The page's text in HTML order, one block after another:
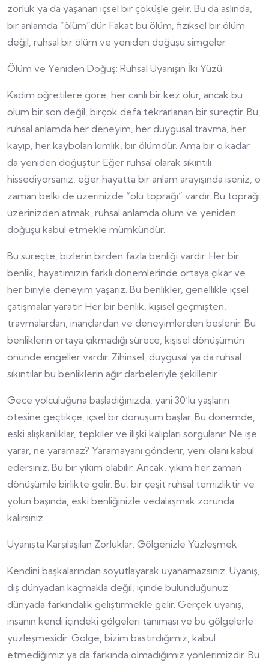
zorluk ya da yaşanan içsel bir çöküşle gelir. Bu da aslında,
bir anlamda “ölüm”dür. Fakat bu ölüm, fiziksel bir ölüm
değil, ruhsal bir ölüm ve yeniden doğuşu simgeler.
Ölüm ve Yeniden Doğuş: Ruhsal Uyanışın İki Yüzü
Kadim öğretilere göre, her canlı bir kez ölür, ancak bu
ölüm bir son değil, birçok defa tekrarlanan bir süreçtir. Bu,
ruhsal anlamda her deneyim, her duygusal travma, her
kayıp, her kaybolan kimlik, bir ölümdür. Ama bir o kadar
da yeniden doğuştur. Eğer ruhsal olarak sıkıntılı
hissediyorsanız, eğer hayatta bir anlam arayışında iseniz, o
zaman belki de üzerinizde “ölü toprağı” vardır. Bu toprağı
üzerinizden atmak, ruhsal anlamda ölüm ve yeniden
doğuşu kabul etmekle mümkündür.
Bu süreçte, bizlerin birden fazla benliği vardır. Her bir
benlik, hayatımızın farklı dönemlerinde ortaya çıkar ve
her biriyle deneyim yaşarız. Bu benlikler, genellikle içsel
çatışmalar yaratır. Her bir benlik, kişisel geçmişten,
travmalardan, inançlardan ve deneyimlerden beslenir. Bu
benliklerin ortaya çıkmadığı sürece, kişisel dönüşümün
önünde engeller vardır. Zihinsel, duygusal ya da ruhsal
sıkıntılar bu benliklerin ağır darbeleriyle şekillenir.
Gece yolculuğuna başladığınızda, yani 30’lu yaşların
ötesine geçtikçe, içsel bir dönüşüm başlar. Bu dönemde,
eski alışkanlıklar, tepkiler ve ilişki kalıpları sorgulanır. Ne işe
yarar, ne yaramaz? Yaramayanı gönderir, yeni olanı kabul
edersiniz. Bu bir yıkım olabilir. Ancak, yıkım her zaman
dönüşümle birlikte gelir. Bu, bir çeşit ruhsal temizliktir ve
yolun başında, eski benliğinizle vedalaşmak zorunda
kalırsınız.
Uyanışta Karşılaşılan Zorluklar: Gölgenizle Yüzleşmek
Kendini başkalarından soyutlayarak uyanamazsınız. Uyanış,
dış dünyadan kaçmakla değil, içinde bulunduğunuz
dünyada farkındalık geliştirmekle gelir. Gerçek uyanış,
insanın kendi içindeki gölgeleri tanıması ve bu gölgelerle
yüzleşmesidir. Gölge, bizim bastırdığımız, kabul
etmediğimiz ya da farkında olmadığımız yönlerimizdir. Bu